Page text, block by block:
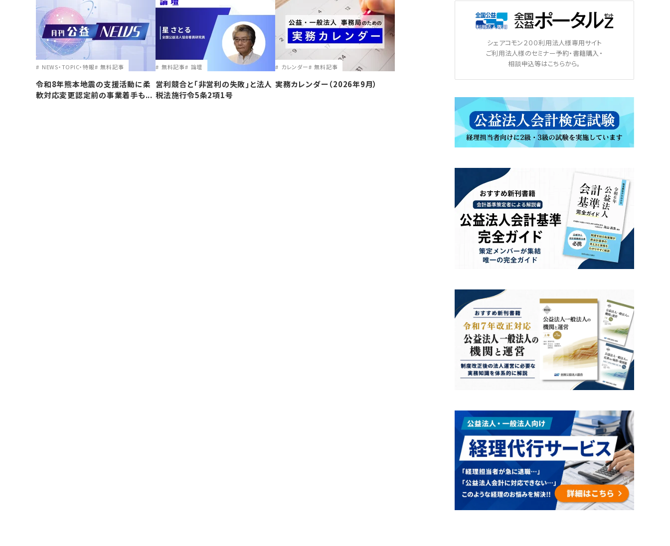
NEWS・TOPIC・特報 無料記事
令和8年熊本地震の支援活動に柔
軟対応変更認定前の事業着手も...
無料記事 論壇
営利競合と｢非営利の失敗｣と法人
税法施行令5条2項1号
カレンダー 無料記事
実務カレンダー（2026年9月）
シェアコモン２００利用法人様専用サイト
ご利用法人様のセミナー予約・書籍購入・
相談申込等はこちらから。